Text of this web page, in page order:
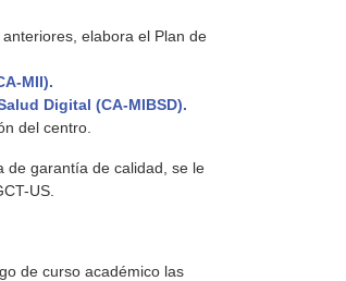
elabora el Plan de
MII).
Digital (CA-MIBSD).
del centro.
de garantía de calidad, se le
US.
de curso académico las